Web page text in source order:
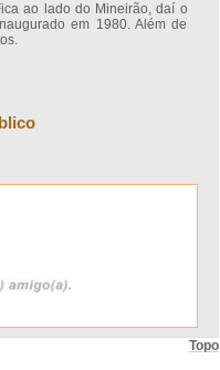
ao lado do Mineirão, daí o
em 1980. Além de
Topo